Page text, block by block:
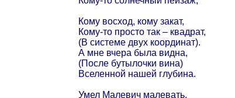
Кому восход, кому закат,
Кому-то просто так – квадрат,
(В системе двух координат).
А мне вчера была видна,
(После бутылочки вина)
Вселенной нашей глубина.
Умел Малевич малевать.